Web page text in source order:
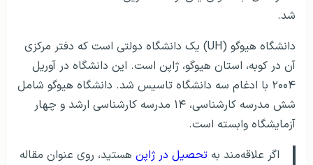
شد.
دانشگاه هیوگو (UH) یک دانشگاه دولتی است که دفتر مرکزی
آن در کوبه، استان هیوگو، ژاپن است. این دانشگاه در آوریل
۲۰۰۴ با ادغام سه دانشگاه تاسیس شد. دانشگاه هیوگو شامل
شش مدرسه کارشناسی، ۱۴ مدرسه کارشناسی ارشد و چهار
آزمایشگاه وابسته است.
اگر علاقه‌مند به تحصیل در ژاپن هستید، روی عنوان مقاله